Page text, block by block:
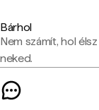
Bárhol
Nem számít, hol
neked.